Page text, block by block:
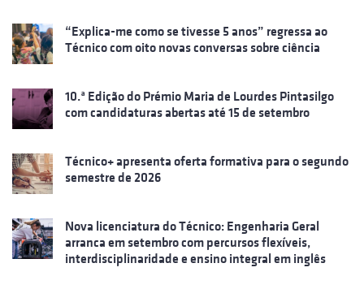
“Explica-me como se tivesse 5 anos” regressa ao
Técnico com oito novas conversas sobre ciência
10.ª Edição do Prémio Maria de Lourdes Pintasilgo
com candidaturas abertas até 15 de setembro
Técnico+ apresenta oferta formativa para o segundo
semestre de 2026
Nova licenciatura do Técnico: Engenharia Geral
arranca em setembro com percursos flexíveis,
interdisciplinaridade e ensino integral em inglês